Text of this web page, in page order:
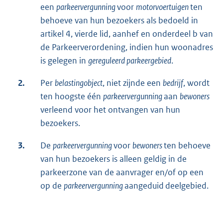
een parkeervergunningvoor motorvoertuigenten
behoeve van hun bezoekers als bedoeld in
artikel 4, vierde lid, aanhef en onderdeel b van
de Parkeerverordening, indien hun woonadres
is gelegen in gereguleerd parkeergebied.
2. Perbelastingobject, niet zijnde een bedrijf, wordt
ten hoogste één parkeervergunningaan bewoners
verleend voor het ontvangen van hun
bezoekers.
3. De parkeervergunningvoorbewonersten behoeve
van hun bezoekers is alleen geldig in de
parkeerzone van de aanvrager en/of op een
op de parkeervergunningaangeduid deelgebied.